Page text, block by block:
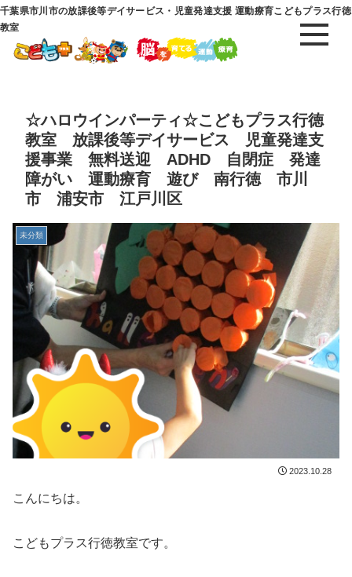
千葉県市川市の放課後等デイサービス・児童発達支援 運動療育こどもプラス行徳
教室
☆ハロウインパーティ☆こどもプラス行徳
教室 放課後等デイサービス 児童発達支
援事業 無料送迎 ADHD 自閉症 発達
障がい 運動療育 遊び 南行徳 市川
市 浦安市 江戸川区
未分類
2023.10.28
こんにちは。
こどもプラス行徳教室です。